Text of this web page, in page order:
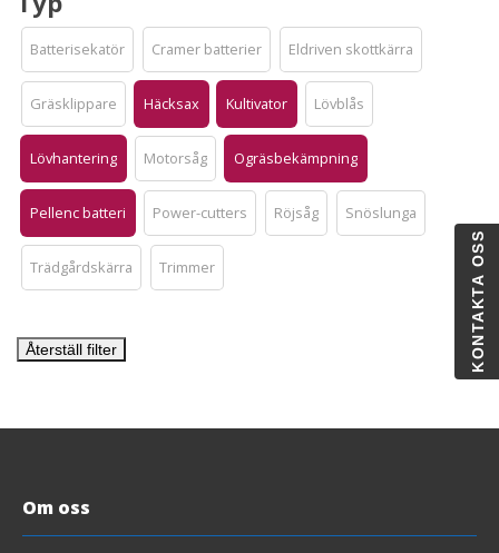
Batterisekatör Cramer batterier Eldriven skottkärra
Gräsklippare Häcksax Kultivator Lövblås
Lövhantering Motorsåg Ogräsbekämpning
Pellenc batteri Power-cutters Röjsåg Snöslunga
Trädgårdskärra Trimmer
Återställ filter
Om oss
KONTAKTA OSS